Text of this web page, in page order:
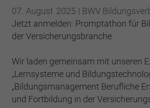
07. August 2025 | BWV
Jetzt anmelden: Promptathon für
der Versicherungsbranche
Wir laden gemeinsam mit unseren
„Lernsysteme und
„Bildungsmanagement Berufliche
und Fortbildung in der
Zweck
generierte ID, für die
Speicherung Ihrer
Einstellungen, falls der
dies eingestellt hat.
Name fe_typo3_user
Anbieter BWV Hamburg
Laufzeit 2 Jahre
Sammelt Daten dazu, wie
den ersten und letzten
Analytics verwendet.
Name _gid